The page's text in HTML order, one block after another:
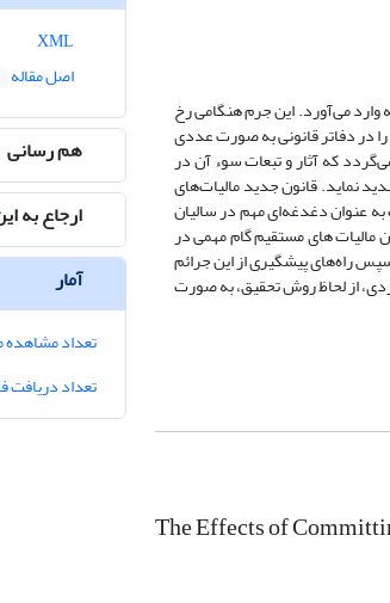
وارد می‌آورد. این جرم هنگامی رخ
در دفاتر قانونی به صورت عددی
که آثار و تبعات سوء آن در
نماید. قانون جدید مالیات‌های
عنوان دغدغه‌ای مهم در سالیان
اجرایی ذیصلاح بوده است. بر همین اساس پیش بینی ضمانت اجراهای کیفری و نوآوری‌های آن در اصلاحیه مصوب 1394 قانون مالیات های مستقیم گام مهمی در
راه‌های پیشگیری از این جرائم
از لحاظ روش تحقیق، به صورت
The Effects of
اصل مقاله
هم رسانی
ارجاع به
آمار
تعداد مشاهده
تعداد دریافت